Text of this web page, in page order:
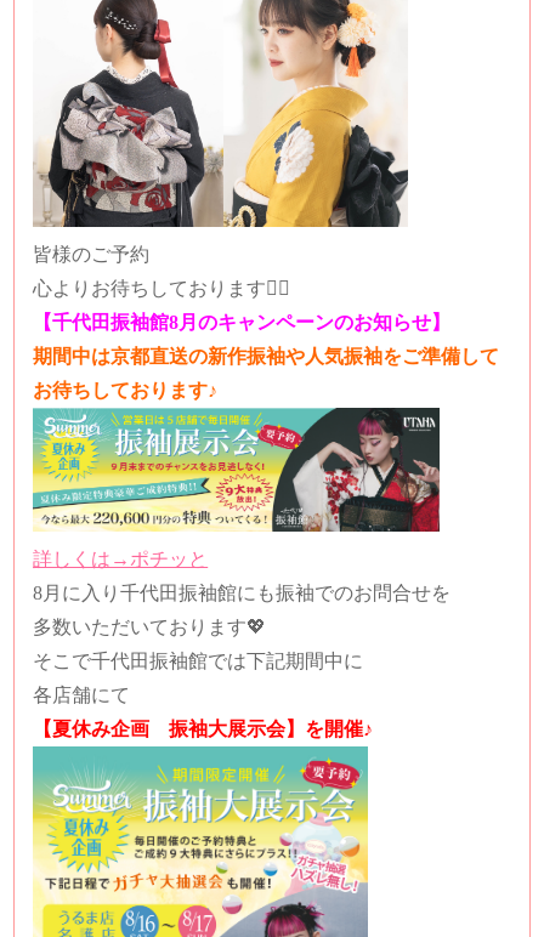
皆様のご予約
心よりお待ちしております🙇‍♀️
【千代田振袖館8月のキャンペーンのお知らせ】
期間中は京都直送の新作振袖や人気振袖をご準備して
お待ちしております♪
詳しくは→ポチッと
8月に入り千代田振袖館にも振袖でのお問合せを
多数いただいております💖
そこで千代田振袖館では下記期間中に
各店舗にて
【夏休み企画 振袖大展示会】を開催♪